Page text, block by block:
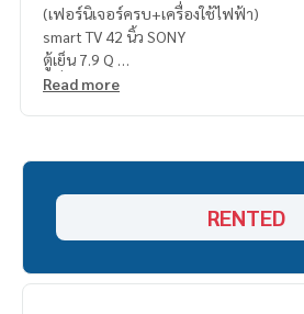
(เฟอร์นิเจอร์ครบ+เครื่องใช้ไฟฟ้า)
smart TV 42 นิ้ว SONY
ตู้เย็น 7.9 Q
เครื่องทำน้ำอุ่น
เตียง pocket spring 5 ฟุต นอนสบายมาก
เครื่องซักผ้าซัมซุง 8 KG ซักผ้านวมได้
ประตู digital door lock
Read more
RENTED